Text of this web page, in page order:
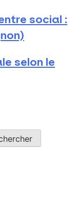
social :
selon le